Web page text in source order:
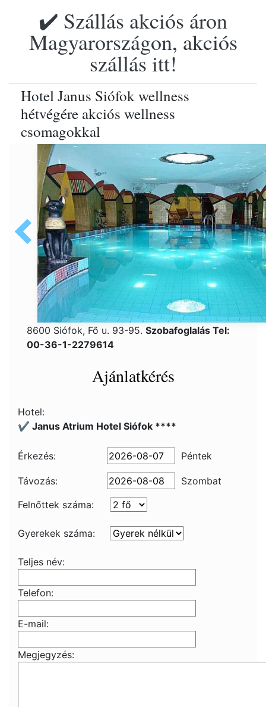
✔️ Szállás akciós áron
Magyarországon, akciós
szállás itt!
Hotel Janus Siófok wellness
hétvégére akciós wellness
csomagokkal
8600 Siófok, Fő u. 93-95. Szobafoglalás Tel:
00-36-1-2279614
Ajánlatkérés
Hotel:
✔️ Janus Atrium Hotel Siófok ****
Érkezés: Péntek
Távozás:
Szombat
Felnőttek száma:
Gyerekek száma:
Teljes név:
Telefon:
E-mail:
Megjegyzés: